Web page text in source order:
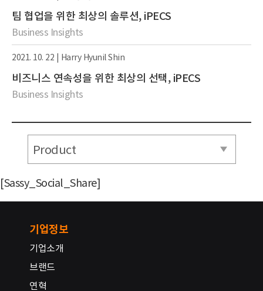
팀 협업을 위한 최상의 솔루션, iPECS
Business Insights
2021. 10. 22 | Harry Hyunil Shin
비즈니스 연속성을 위한 최상의 선택, iPECS
Business Insights
Product
[Sassy_Social_Share]
기업정보
기업소개
브랜드
연혁